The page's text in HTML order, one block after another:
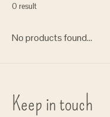
0 result
No products found...
Keep in touch